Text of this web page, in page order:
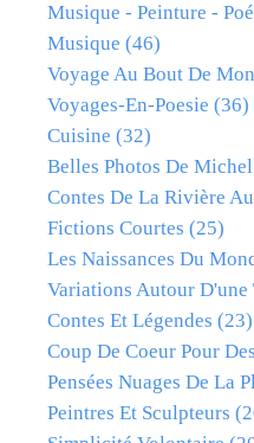
Musique - Peinture -
Musique (46)
Voyage Au Bout De
Voyages-En-Poesie (36)
Cuisine (32)
Belles Photos De Michel
Contes De La Rivière
Fictions Courtes (25)
Les Naissances Du
Variations Autour D'une
Contes Et Légendes (23)
Coup De Coeur Pour
Pensées Nuages De La
Peintres Et Sculpteurs